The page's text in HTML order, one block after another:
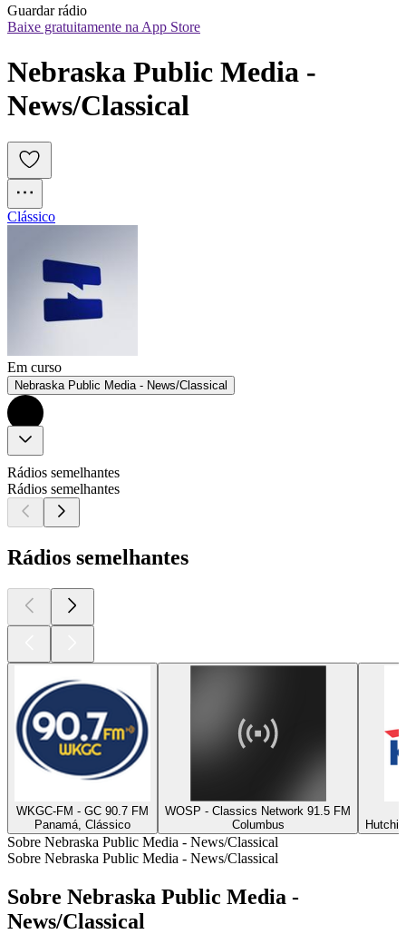
Guardar rádio
Baixe gratuitamente na App Store
Nebraska Public Media -
News/Classical
Clássico
Em curso
Nebraska Public Media - News/Classical
Rádios semelhantes
Rádios semelhantes
Rádios semelhantes
WKGC-FM - GC 90.7 FM
Panamá, Clássico
WOSP - Classics Network 91.5 FM
Columbus
Sobre Nebraska Public Media - News/Classical
Sobre Nebraska Public Media - News/Classical
Sobre Nebraska Public Media -
News/Classical